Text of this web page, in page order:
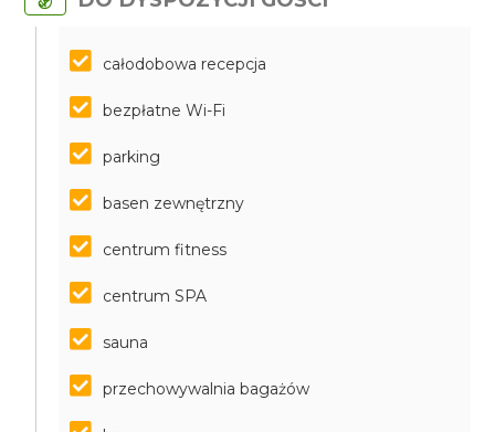
całodobowa recepcja
bezpłatne Wi-Fi
parking
basen zewnętrzny
centrum fitness
centrum SPA
sauna
przechowywalnia bagażów